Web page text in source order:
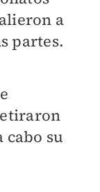
a
partes.
cabo su